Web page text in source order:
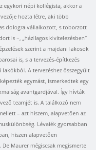
egykori népi kollégista, akkor a
hozta létre, aki több
dologra vállalkozott, s toborzott
is –, „házilagos kivitelezésben”
szerint a majdani lakosok
is, s a tervezés-építkezés
A tervezéshez összegyűlt
egymást, ismerkedtek egy
avantgardjával. Így hívták
teamjét is. A találkozó nem
– azt hiszem, alapvetően az
Lévaiék gyorsabban
hiszen alapvetően
Maurer mégiscsak megismerte